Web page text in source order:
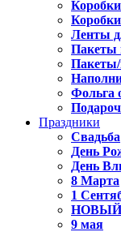
Ленты
Пакеты
Пакеты/
Фольга
Праздники
Свадьба
День
День
8 Марта
1
НОВЫЙ
9 мая